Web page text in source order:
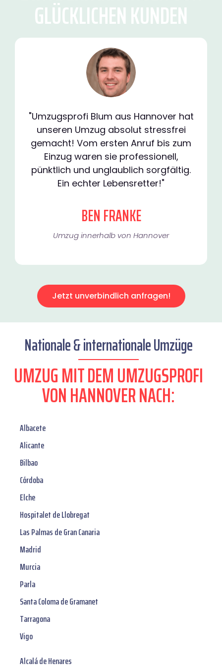
GLÜCKLICHEN KUNDEN
"Umzugsprofi Blum aus Hannover hat
unseren Umzug absolut stressfrei
gemacht! Vom ersten Anruf bis zum
Einzug waren sie professionell,
pünktlich und unglaublich sorgfältig.
Ein echter Lebensretter!"
BEN FRANKE
Umzug innerhalb von Hannover​
Jetzt unverbindlich anfragen!
Nationale & internationale Umzüge
UMZUG MIT DEM UMZUGSPROFI
VON HANNOVER NACH:
Albacete
Alicante
Bilbao
Córdoba
Elche
Hospitalet de Llobregat
Las Palmas de Gran Canaria
Madrid
Murcia
Parla
Santa Coloma de Gramanet
Tarragona
Vigo
Alcalá de Henares